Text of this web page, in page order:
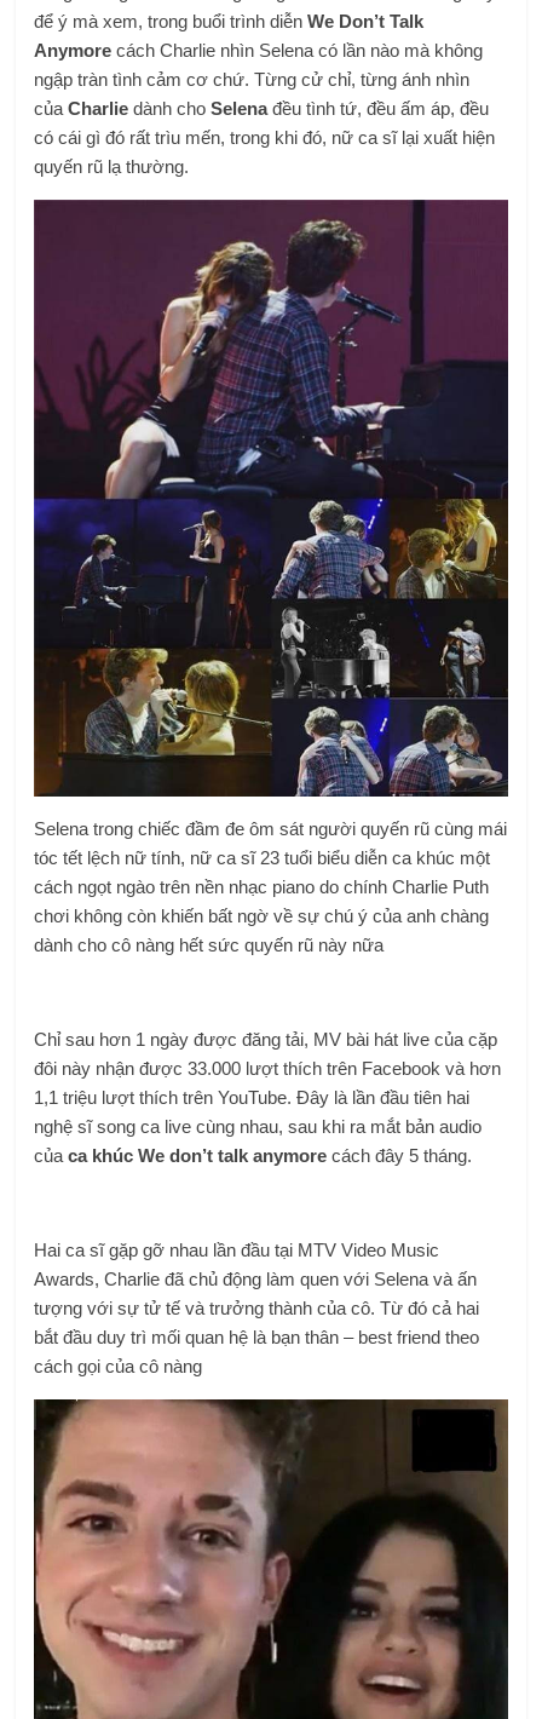
để ý mà xem, trong buổi trình diễnWe Don’t Talk
AnymorecáchCharlie nhìn Selena có lần nào mà không
ngập tràn tình cảm cơ chứ. Từng cử chỉ, từng ánh nhìn
củaCharlie dành choSelenađều tình tứ, đều ấm áp, đều
có cái gì đó rất trìu mến, trong khi đó, nữ ca sĩ lại xuất hiện
quyến rũ lạ thường.
Selena trong chiếc đầm đe ôm sát người quyến rũ cùng mái
tóc tết lệch nữ tính, nữ ca sĩ 23 tuổi biểu diễn ca khúc một
cách ngọt ngào trên nền nhạc piano do chính Charlie Puth
chơi không còn khiến bất ngờ về sự chú ý của anh chàng
dành cho cô nàng hết sức quyến rũ này nữa
Chỉ sau hơn 1 ngày được đăng tải, MV bài hát live của cặp
đôi này nhận được 33.000 lượt thích trên Facebook và hơn
1,1 triệu lượt thích trên YouTube. Đây là lần đầu tiên hai
nghệ sĩ song ca live cùng nhau, sau khi ra mắt bản audio
củaca khúc We don’t talk anymore cách đây 5 tháng.
Hai ca sĩ gặp gỡ nhau lần đầu tại MTV Video Music
Awards, Charlie đã chủ động làm quen với Selena và ấn
tượng với sự tử tế và trưởng thành của cô. Từ đó cả hai
bắt đầu duy trì mối quan hệ là bạn thân – best friend theo
cách gọi của cô nàng